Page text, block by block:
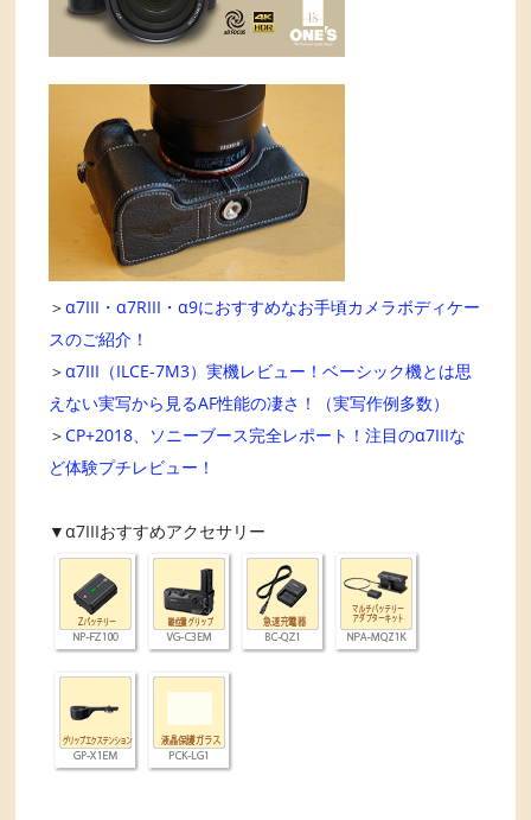
＞α7III・α7RIII・α9におすすめなお手頃カメラボディケー
スのご紹介！
＞α7III（ILCE-7M3）実機レビュー！ベーシック機とは思
えない実写から見るAF性能の凄さ！（実写作例多数）
＞CP+2018、ソニーブース完全レポート！注目のα7IIIな
ど体験プチレビュー！
▼α7IIIおすすめアクセサリー